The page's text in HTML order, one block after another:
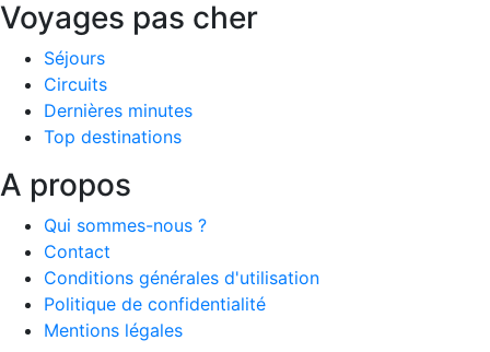
Voyages pas cher
Séjours
Circuits
Dernières minutes
Top destinations
A propos
Qui sommes-nous ?
Contact
Conditions générales d'utilisation
Politique de confidentialité
Mentions légales